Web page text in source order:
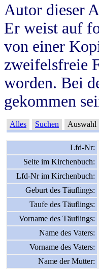
Autor dieser
Er weist auf
von einer
zweifelsfreie
worden. Bei
gekommen
Alles Suchen Auswahl
Lfd-Nr:
Seite im Kirchenbuch:
Lfd-Nr im Kirchenbuch:
Geburt des Täuflings:
Taufe des Täuflings:
Vorname des Täuflings:
Name des Vaters:
Vorname des Vaters:
Name der Mutter: